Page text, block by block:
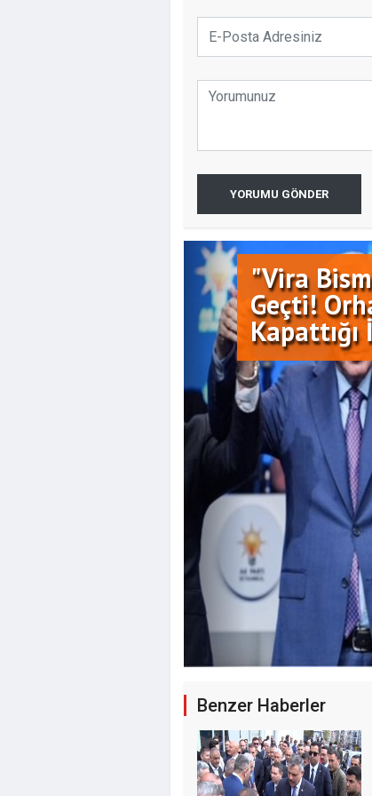
YORUMU GÖNDER
"Vira
Geçti!
İçin Geri
Çekilecek
Benzer Haberler